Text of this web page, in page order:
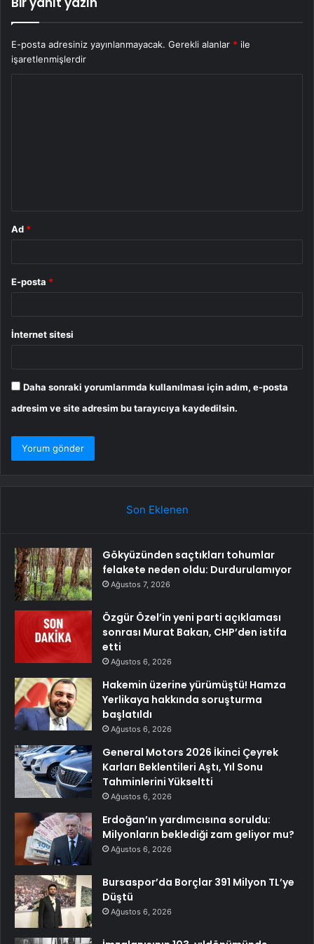
E-posta adresiniz yayınlanmayacak. Gerekli alanlar * ile
işaretlenmişlerdir
Ad *
E-posta *
İnternet sitesi
Daha sonraki yorumlarımda kullanılması için adım, e-posta
adresim ve site adresim bu tarayıcıya kaydedilsin.
Son Eklenen
Gökyüzünden saçtıkları tohumlar
felakete neden oldu: Durdurulamıyor
Ağustos 7, 2026
Özgür Özel’in yeni parti açıklaması
sonrası Murat Bakan, CHP’den istifa
etti
Ağustos 6, 2026
Hakemin üzerine yürümüştü! Hamza
Yerlikaya hakkında soruşturma
başlatıldı
Ağustos 6, 2026
General Motors 2026 İkinci Çeyrek
Karları Beklentileri Aştı, Yıl Sonu
Tahminlerini Yükseltti
Ağustos 6, 2026
Erdoğan’ın yardımcısına soruldu:
Milyonların beklediği zam geliyor mu?
Ağustos 6, 2026
Bursaspor’da Borçlar 391 Milyon TL’ye
Düştü
Ağustos 6, 2026